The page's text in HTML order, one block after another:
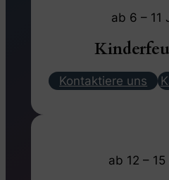
ab 6 – 11
Kontaktiere uns
ab 12 –